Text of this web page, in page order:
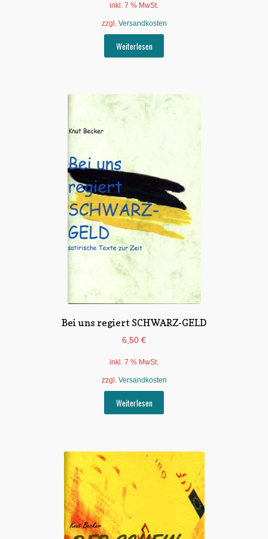
inkl. 7 % MwSt.
zzgl. Versandkosten
Weiterlesen
Bei uns regiert SCHWARZ-GELD
6,50 €
inkl. 7 % MwSt.
zzgl. Versandkosten
Weiterlesen